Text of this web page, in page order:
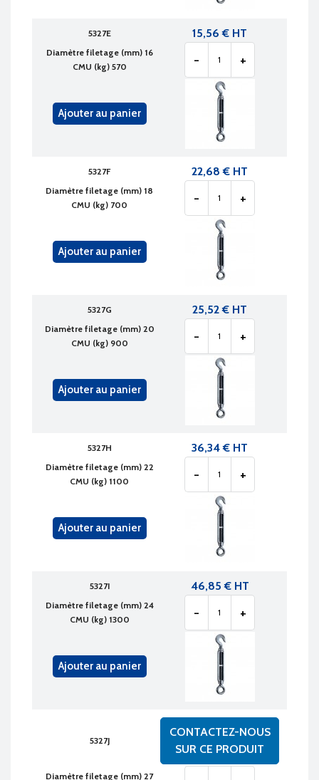
5327E
Diamètre filetage (mm) 16
CMU (kg) 570
15,56 € HT
- +
Ajouter au panier
5327F
Diamètre filetage (mm) 18
CMU (kg) 700
22,68 € HT
- +
Ajouter au panier
5327G
Diamètre filetage (mm) 20
CMU (kg) 900
25,52 € HT
- +
Ajouter au panier
5327H
Diamètre filetage (mm) 22
CMU (kg) 1100
36,34 € HT
- +
Ajouter au panier
5327I
Diamètre filetage (mm) 24
CMU (kg) 1300
46,85 € HT
- +
Ajouter au panier
5327J
Diamètre filetage (mm) 27
CONTACTEZ-NOUS
SUR CE PRODUIT